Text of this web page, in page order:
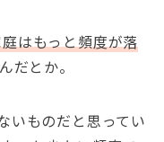
はもっと頻度が落
だとか。
いものだと思ってい